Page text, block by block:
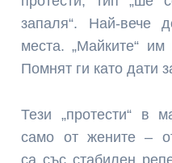
запаля“. Най-вече
места. „Майките“
Помнят ги като дати
Тези „протести“ в
само от жените –